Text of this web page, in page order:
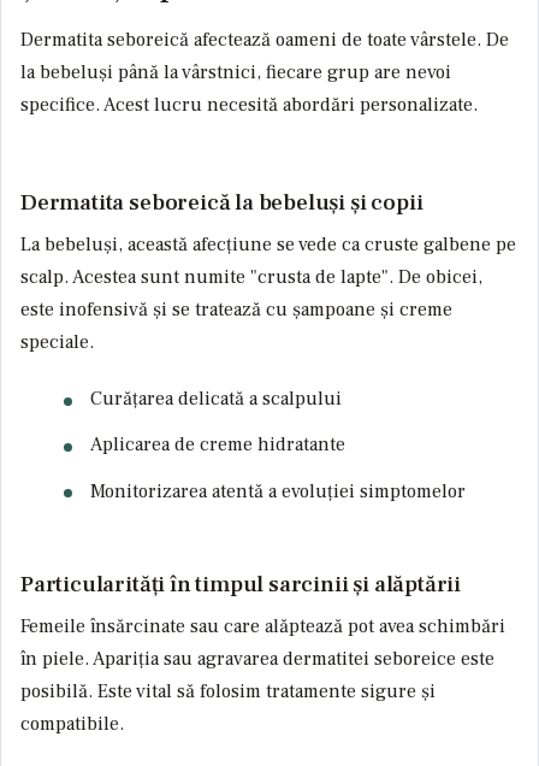
Dermatita seboreică afectează oameni de toate vârstele. De
la bebeluși până la vârstnici, fiecare grup are nevoi
specifice. Acest lucru necesită abordări personalizate.
Dermatita seboreică la bebeluși și copii
La bebeluși, această afecțiune se vede ca cruste galbene pe
scalp. Acestea sunt numite "crusta de lapte". De obicei,
este inofensivă și se tratează cu șampoane și creme
speciale.
Curățarea delicată a scalpului
Aplicarea de creme hidratante
Monitorizarea atentă a evoluției simptomelor
Particularități în timpul sarcinii și alăptării
Femeile însărcinate sau care alăptează pot avea schimbări
în piele. Apariția sau agravarea dermatitei seboreice este
posibilă. Este vital să folosim tratamente sigure și
compatibile.